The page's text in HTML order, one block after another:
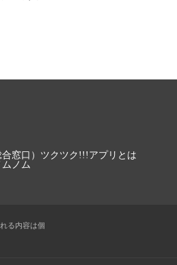
窓口） ツクツク!!!アプリとは
ムノム
る内容は個